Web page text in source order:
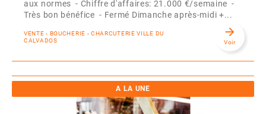
aux normes - Chiffre d'affaires: 21.000 €/semaine -
Très bon bénéfice - Fermé Dimanche après-midi +...
VENTE - BOUCHERIE - CHARCUTERIE VILLE DU
CALVADOS
arrow_forward
Voir
A LA UNE